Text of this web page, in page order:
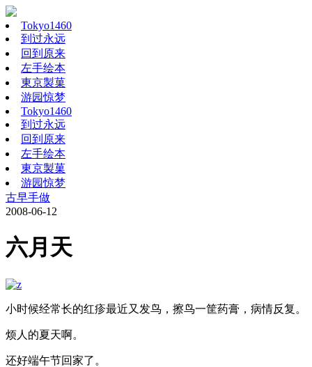
Tokyo1460
到过永远
回到原来
左手绘本
東京製菓
游园惊梦
Tokyo1460
到过永远
回到原来
左手绘本
東京製菓
游园惊梦
古早手做
2008-06-12
六月天
小时候经常长的红疹最近又发鸟，擦鸟一筐药膏，病情反复。
烦人的夏天啊。
还好端午节回家了。